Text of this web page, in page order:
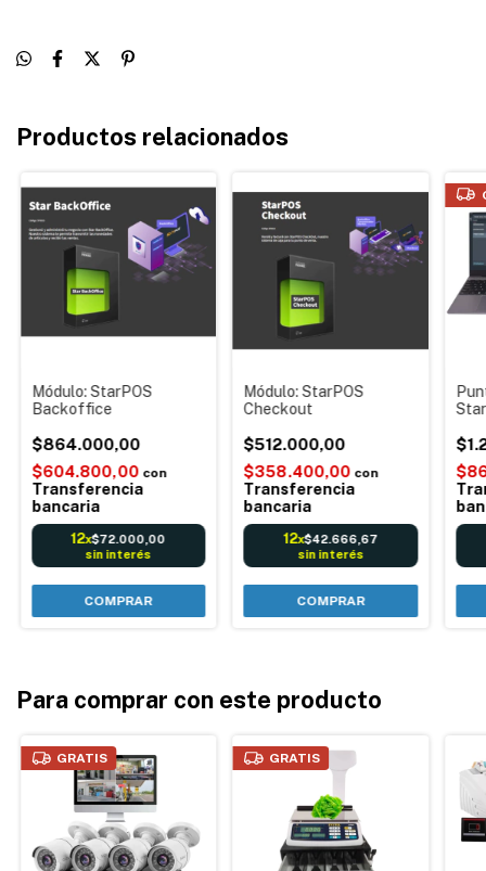
Productos relacionados
Módulo: StarPOS
Backoffice
$864.000,00
$604.800,00 con
Transferencia
bancaria
12x$72.000,00
sin interés
Módulo: StarPOS
Checkout
$512.000,00
$358.400,00 con
Transferencia
bancaria
12x$42.666,67
sin interés
Para comprar con este producto
GRATIS GRATIS